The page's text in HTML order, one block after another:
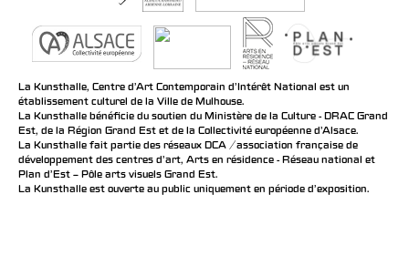
La Kunsthalle, Centre d’Art Contemporain d’Intérêt National est un
établissement culturel de la Ville de Mulhouse.
La Kunsthalle bénéficie du soutien du Ministère de la Culture - DRAC Grand
Est, de la Région Grand Est et de la Collectivité européenne d’Alsace.
La Kunsthalle fait partie des réseaux DCA / association française de
développement des centres d'art, Arts en résidence - Réseau national et
Plan d’Est – Pôle arts visuels Grand Est.
La Kunsthalle est ouverte au public uniquement en période d'exposition.